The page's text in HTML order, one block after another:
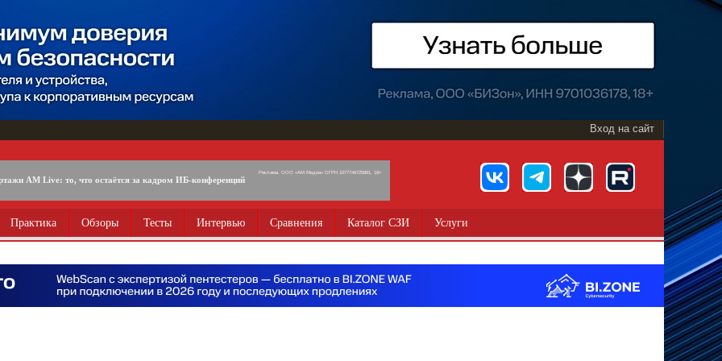
Вход на сайт
AM Live: то, что остаётся за кадром ИБ-конференций
Реклама. ООО «АМ Медиа» ОГРН 1077746725891, 18+
Практика Обзоры Тесты Интервью Сравнения Каталог СЗИ Услуги